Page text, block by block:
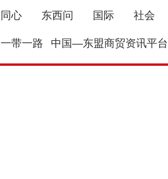
同心 东西问 国际 社会
一带一路 中国—东盟商贸资讯平台